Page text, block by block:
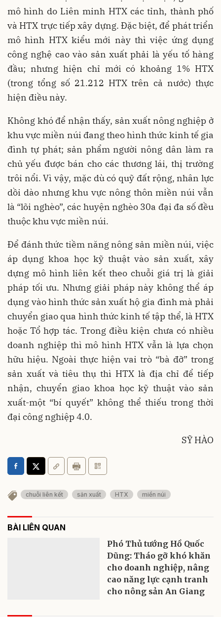
mô hình do Liên minh HTX các tỉnh, thành phố
và HTX trực tiếp xây dựng. Đặc biệt, để phát triển
mô hình HTX kiểu mới này thì việc ứng dụng
công nghệ cao vào sản xuất phải là yếu tố hàng
đầu; nhưng hiện chỉ mới có khoảng 1% HTX
(trong tổng số 21.212 HTX trên cả nước) thực
hiện điều này.
Không khó để nhận thấy, sản xuất nông nghiệp ở
khu vực miền núi đang theo hình thức kinh tế gia
đình tự phát; sản phẩm người nông dân làm ra
chủ yếu được bán cho các thương lái, thị trường
trôi nổi. Vì vậy, mặc dù có quỹ đất rộng, nhân lực
dồi dào nhưng khu vực nông thôn miền núi vẫn
là “lõi nghèo”, các huyện nghèo 30a đại đa số đều
thuộc khu vực miền núi.
Để đánh thức tiềm năng nông sản miền núi, việc
áp dụng khoa học kỹ thuật vào sản xuất, xây
dựng mô hình liên kết theo chuỗi giá trị là giải
pháp tối ưu. Nhưng giải pháp này không thể áp
dụng vào hình thức sản xuất hộ gia đình mà phải
chuyển giao qua hình thức kinh tế tập thể, là HTX
hoặc Tổ hợp tác. Trong điều kiện chưa có nhiều
doanh nghiệp thì mô hình HTX vẫn là lựa chọn
hữu hiệu. Ngoài thực hiện vai trò “bà đỡ” trong
sản xuất và tiêu thụ thì HTX là địa chỉ để tiếp
nhận, chuyển giao khoa học kỹ thuật vào sản
xuất-một “bí quyết” không thể thiếu trong thời
đại công nghiệp 4.0.
SỸ HÀO
chuỗi liên kết sản xuất HTX miền núi
BÀI LIÊN QUAN
Phó Thủ tướng Hồ Quốc
Dũng: Tháo gỡ khó khăn
cho doanh nghiệp, nâng
cao năng lực cạnh tranh
cho nông sản An Giang